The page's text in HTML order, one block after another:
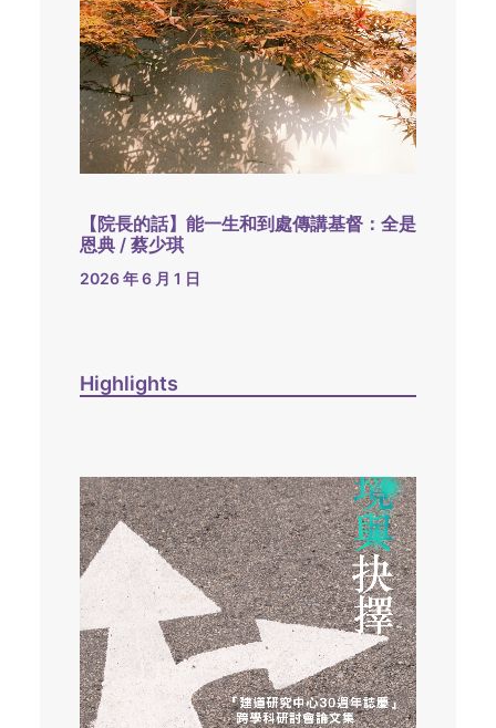
【院長的話】能一生和到處傳講基督：全是
恩典 / 蔡少琪
2026 年 6 月 1 日
Highlights